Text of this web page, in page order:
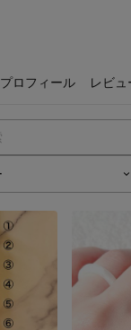
プロフィール レビュ